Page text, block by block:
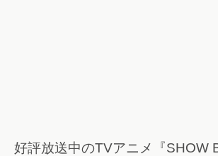
好評放送中のTVアニメ『SHOW